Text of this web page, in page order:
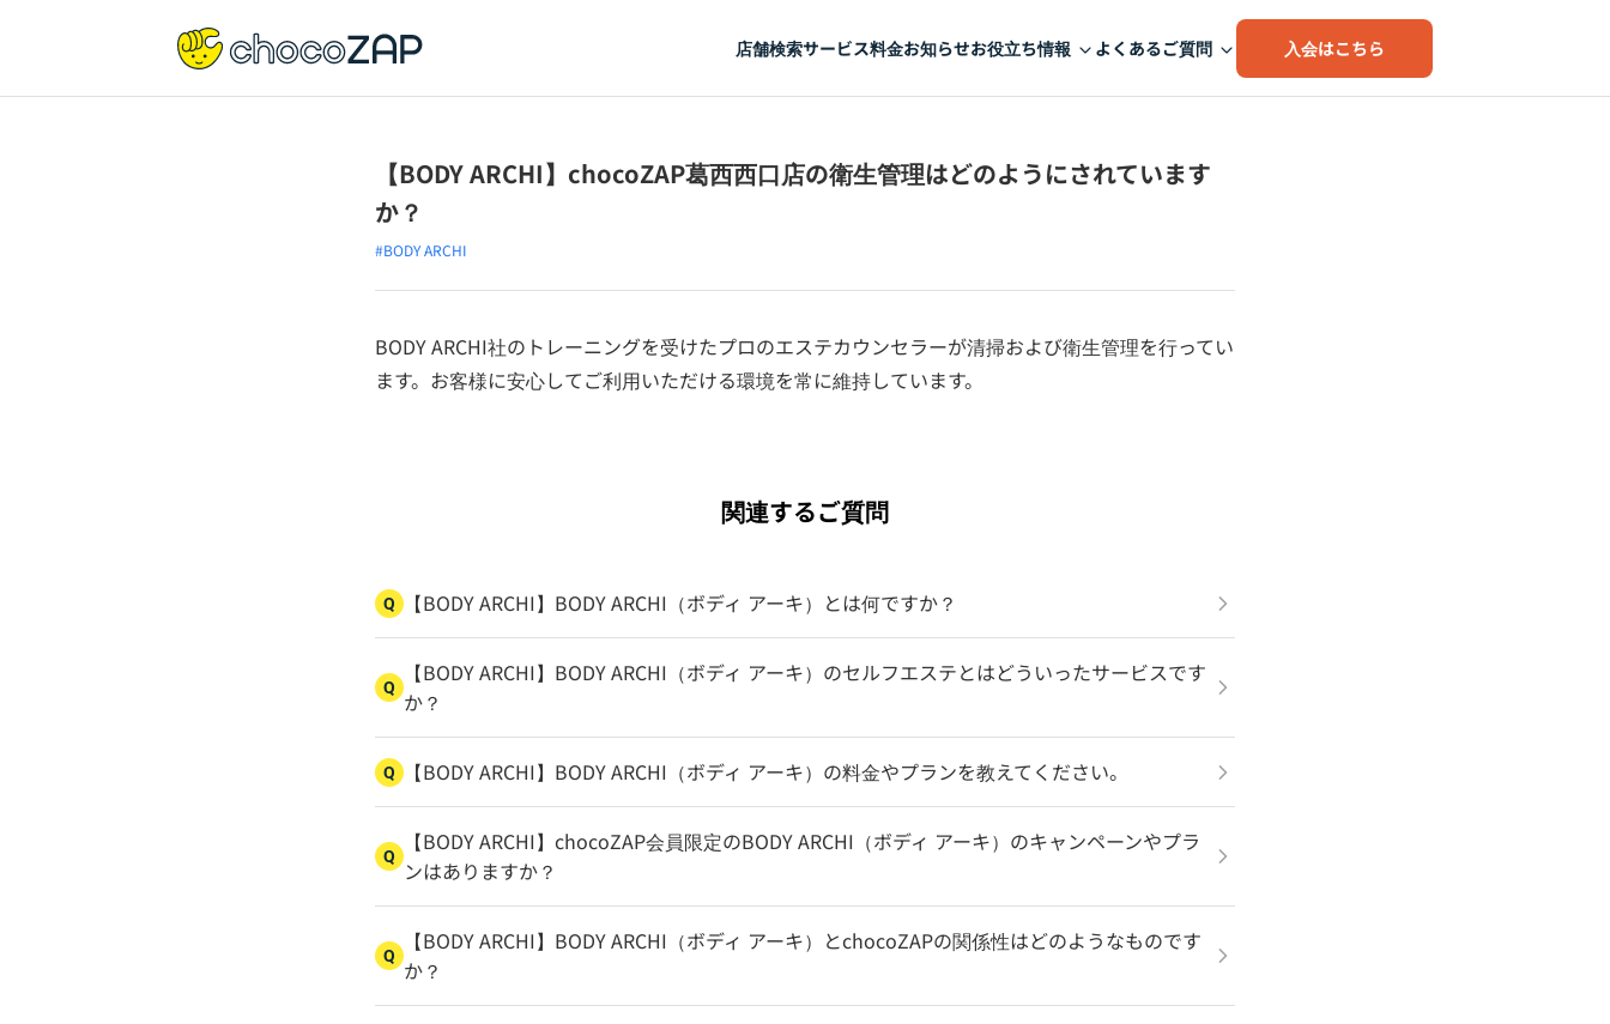
店舗検索サービス料金お知らせお役立ち情報 よくあるご質問 入会はこちら
【BODY ARCHI】chocoZAP葛西西口店の衛生管理はどのようにされています
か？
#BODY ARCHI
BODY ARCHI社のトレーニングを受けたプロのエステカウンセラーが清掃および衛生管理を行ってい
ます。お客様に安心してご利用いただける環境を常に維持しています。
関連するご質問
Q 【BODY ARCHI】BODY ARCHI（ボディ アーキ）とは何ですか？
Q
【BODY ARCHI】BODY ARCHI（ボディ アーキ）のセルフエステとはどういったサービスです
か？
Q 【BODY ARCHI】BODY ARCHI（ボディ アーキ）の料金やプランを教えてください。
Q
【BODY ARCHI】chocoZAP会員限定のBODY ARCHI（ボディ アーキ）のキャンペーンやプラ
ンはありますか？
Q
【BODY ARCHI】BODY ARCHI（ボディ アーキ）とchocoZAPの関係性はどのようなものです
か？